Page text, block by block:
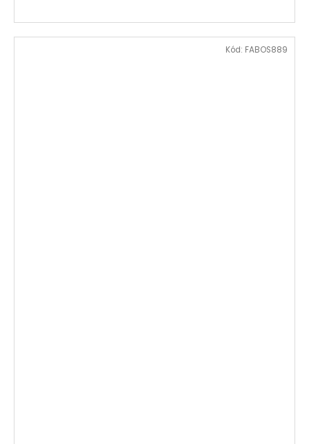
Kód: FABOS889